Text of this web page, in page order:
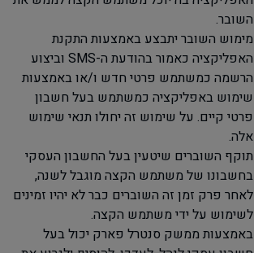
השובר.
מימוש השובר יתבצע באמצעות התקנת
האפליקציה כאמור בהודעת ה-SMS וביצוע
הרשמה כמשתמש פרטי חדש ו/או באמצעות
שימוש באפליקציה כמשתמש בעל חשבון
פרטי קיים. על שימוש זה יחולו תנאי שימוש
אלה.
תוקף השוברים שיטעין בעל החשבון העסקי
בחשבונו של משתמש הקצה מוגבל לשנה,
לאחר פרק זמן זה השוברים כבר לא יהיו זמינים
לשימוש על ידי משתמש הקצה.
באמצעות ממשק סנטרל פארק יכול בעל